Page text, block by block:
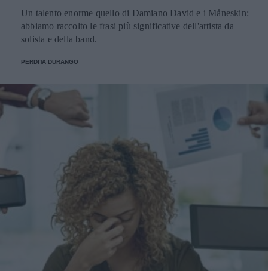
Un talento enorme quello di Damiano David e i Måneskin:
abbiamo raccolto le frasi più significative dell'artista da
solista e della band.
PERDITA DURANGO